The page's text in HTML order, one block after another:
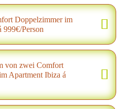
Doppelzimmer im
999€/Person
von zwei Comfort
Apartment Ibiza á